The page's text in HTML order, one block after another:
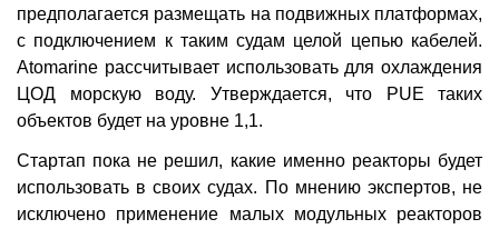
предполагается размещать на подвижных платформах,
с подключением к таким судам целой цепью кабелей.
Atomarine рассчитывает использовать для охлаждения
ЦОД морскую воду. Утверждается, что PUE таких
объектов будет на уровне 1,1.
Стартап пока не решил, какие именно реакторы будет
использовать в своих судах. По мнению экспертов, не
исключено применение малых модульных реакторов